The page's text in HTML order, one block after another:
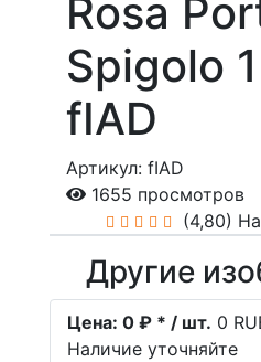
Rosa
Spigolo
fIAD
Артикул: fIAD
1655 просмотров
(4,80)
Другие
Цена: 0 ₽ * / шт. 0
Наличие уточняйте